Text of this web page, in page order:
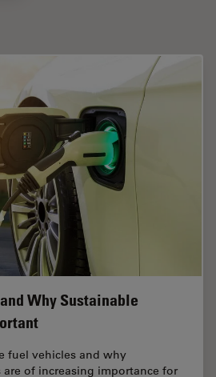
Why Sustainable
fuel vehicles and why
of increasing importance for